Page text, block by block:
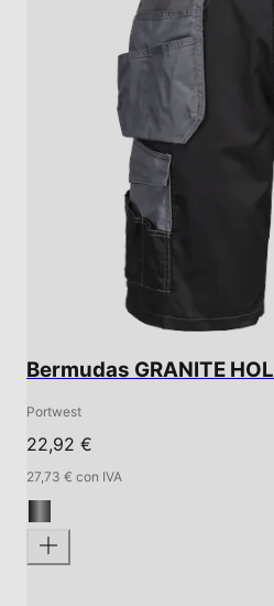
Bermudas GRANITE
Portwest
22,92 €
27,73 € con IVA